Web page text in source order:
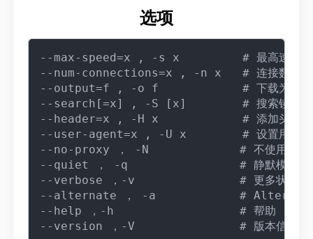
选项
--max-speed=x , -s x         # 最高速度x
--num-connections=x , -n x   # 连接数x
--output=f , -o f            # 下载为本地
--search[=x] , -S [x]        # 搜索镜像
--header=x , -H x            # 添加头文件字
--user-agent=x , -U x        # 设置用户代
--no-proxy ， -N             # 不使用代理
--quiet ， -q                # 静默模式
--verbose ，-v               # 更多状态信
--alternate ， -a            # Alternate
--help ，-h                  # 帮助